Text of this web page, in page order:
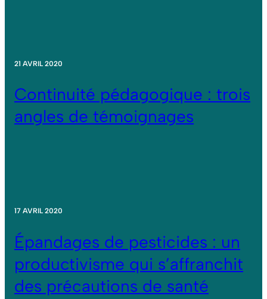
21 AVRIL 2020
Continuité pédagogique : trois
angles de témoignages
17 AVRIL 2020
Épandages de pesticides : un
productivisme qui s’affranchit
des précautions de santé